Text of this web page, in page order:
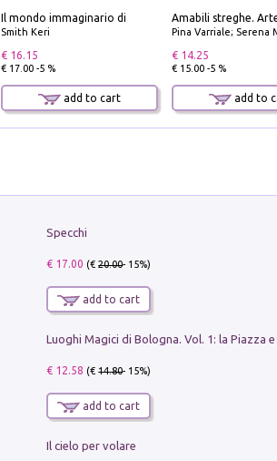
Il mondo immaginario di
Smith Keri
€ 16.15
€ 17.00 -5 %
add to cart
Pina Varriale; Serena
€ 14.25
€ 15.00 -5 %
add to
Specchi
€ 17.00 (€20.00- 15%)
add to cart
€ 12.58 (€14.80- 15%)
add to cart
Il cielo per volare